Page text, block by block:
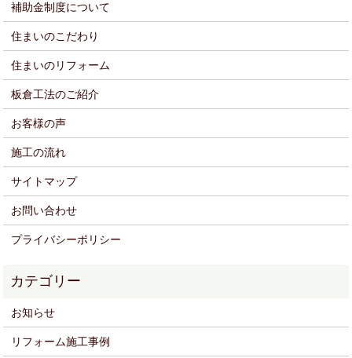
補助金制度について
住まいのこだわり
住まいのリフォーム
板倉工法のご紹介
お客様の声
施工の流れ
サイトマップ
お問い合わせ
プライバシーポリシー
お知らせ
リフォーム施工事例